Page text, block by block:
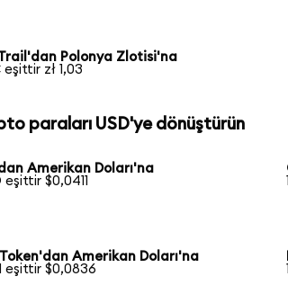
Polonya Zlotisi'na
eşittir zł 1,03
paraları USD'ye dönüştürün
Amerikan Doları'na
eşittir $0,0411
Token'dan Amerikan Doları'na
eşittir $0,0836